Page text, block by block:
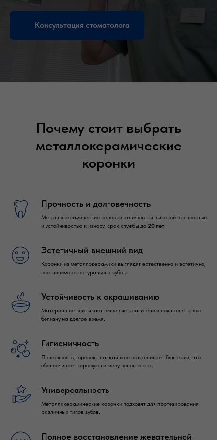
Консультация стоматолога
Почему стоит выбрать
металлокерамические
коронки
Прочность и долговечность
Металлокерамические коронки отличаются высокой прочностью
и устойчивостью к износу, срок службы до 20 лет
Эстетичный внешний вид
Коронки из металлокерамики выглядят естественно и эстетично,
неотличимо от натуральных зубов.
Устойчивость к окрашиванию
Материал не впитывает пищевые красители и сохраняет свою
белизну на долгое время.
Гигиеничность
Поверхность коронок гладкая и не накапливает бактерии, что
обеспечивает хорошую гигиену полости рта.
Универсальность
Металлокерамические коронки подходят для протезирования
различных типов зубов.
Полное восстановление жевательной